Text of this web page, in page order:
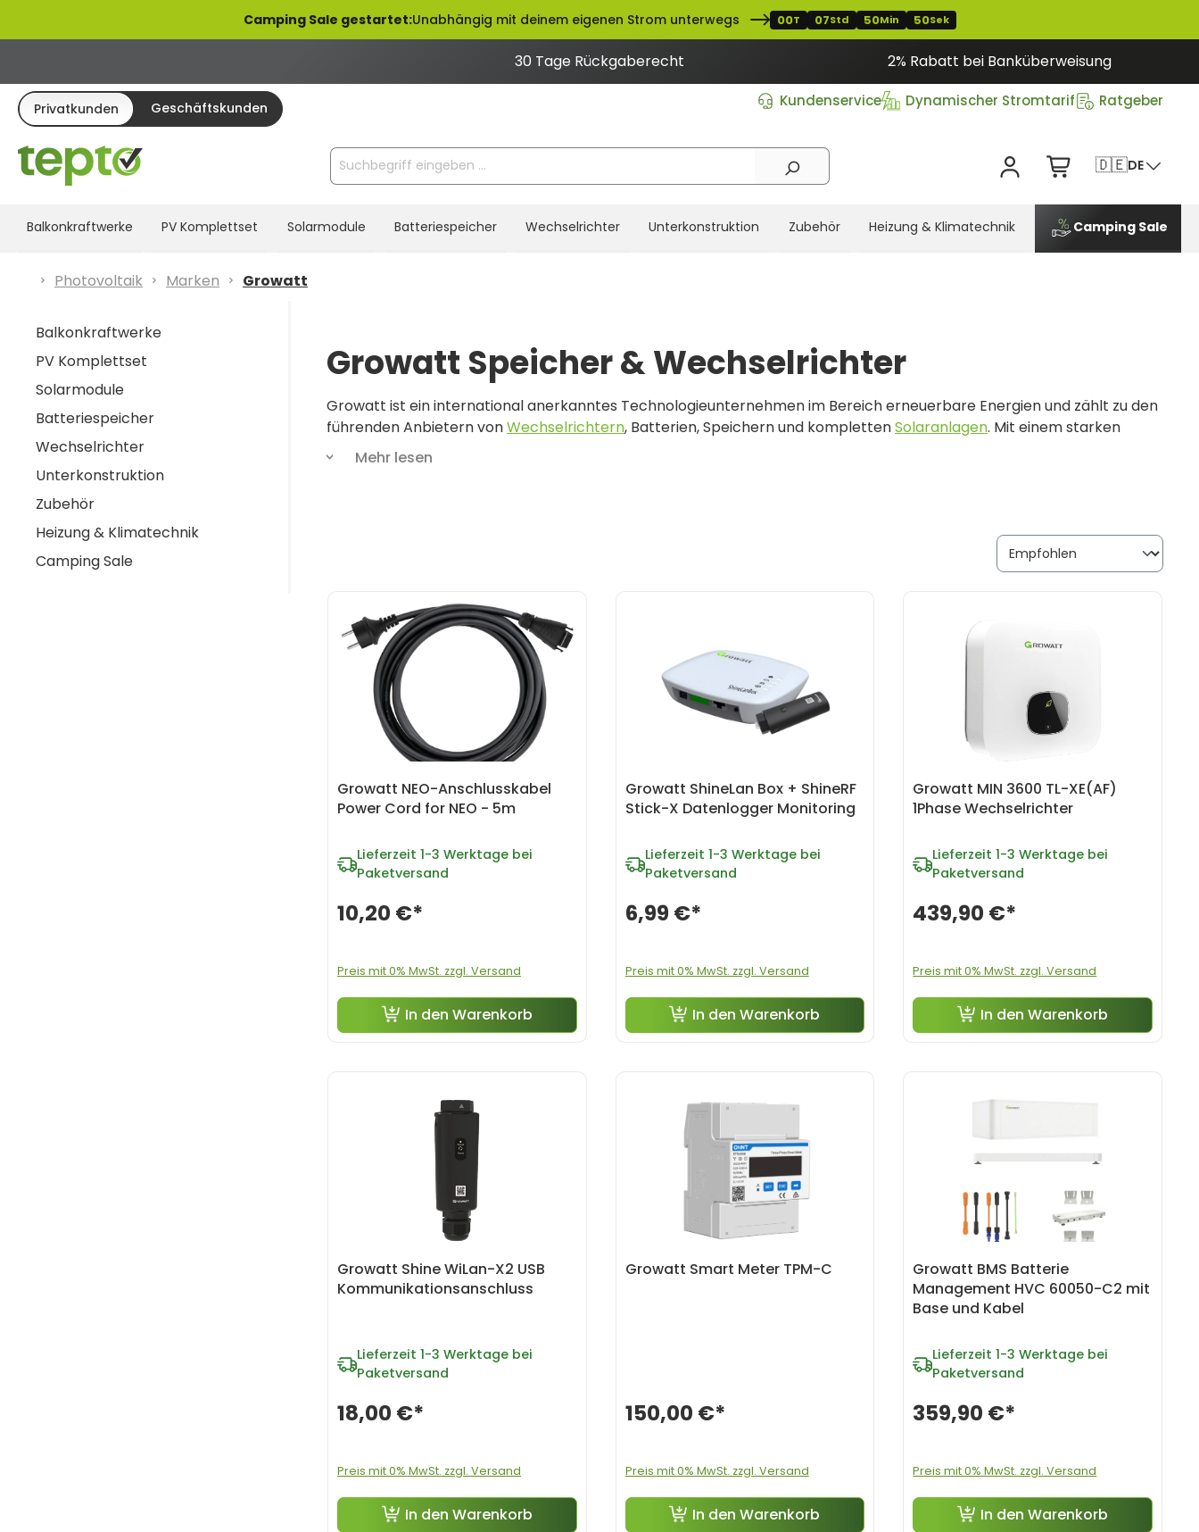
Zur Hauptnavigation springenCamping Sale gestartet:Unabhängig mit deinem eigenen Strom unterwegs 00T 07Std 50Min 49Sek
30 Tage Rückgaberecht 2% Rabatt bei Banküberweisung
Privatkunden Geschäftskunden Kundenservice Dynamischer Stromtarif Ratgeber
🇩🇪DE
Balkonkraftwerke PV Komplettset Solarmodule Batteriespeicher Wechselrichter Unterkonstruktion Zubehör Heizung & Klimatechnik Camping Sale
Photovoltaik Marken Growatt
Balkonkraftwerke
PV Komplettset
Solarmodule
Batteriespeicher
Wechselrichter
Unterkonstruktion
Zubehör
Heizung & Klimatechnik
Camping Sale
Growatt Speicher & Wechselrichter
Growatt ist ein international anerkanntes Technologieunternehmen im Bereich erneuerbare Energien und zählt zu den
führenden Anbietern vonWechselrichtern, Batterien, Speichern und komplettenSolaranlagen. Mit einem starken
Fokus auf Innovation, Nachhaltigkeit und Energieeffizienz bietet Growatt Lösungen für private Haushalte, Unternehmen
String Wechselrichter, modularen
Speichersystemen und intelligenter Steuerung über die Shine Phone App bietet Growatt dir eine sichere und
Mehr lesen
Growatt NEO-Anschlusskabel
Power Cord for NEO - 5m
Lieferzeit 1-3 Werktage bei
Paketversand
10,20 €*
Preis mit 0% MwSt. zzgl. Versand
In den Warenkorb
Growatt ShineLan Box + ShineRF
Stick-X Datenlogger Monitoring
Lieferzeit 1-3 Werktage bei
Paketversand
6,99 €*
Preis mit 0% MwSt. zzgl. Versand
In den Warenkorb
Growatt MIN 3600 TL-XE(AF)
1Phase Wechselrichter
Lieferzeit 1-3 Werktage bei
Paketversand
439,90 €*
Preis mit 0% MwSt. zzgl. Versand
In den Warenkorb
Growatt Shine WiLan-X2 USB
Kommunikationsanschluss
Lieferzeit 1-3 Werktage bei
Paketversand
18,00 €*
Preis mit 0% MwSt. zzgl. Versand
In den Warenkorb
Growatt Smart Meter TPM-C
150,00 €*
Preis mit 0% MwSt. zzgl. Versand
In den Warenkorb
Growatt BMS Batterie
Management HVC 60050-C2 mit
Base und Kabel
Lieferzeit 1-3 Werktage bei
Paketversand
359,90 €*
Preis mit 0% MwSt. zzgl. Versand
In den Warenkorb